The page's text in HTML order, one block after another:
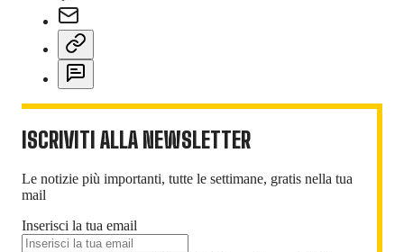
ISCRIVITI ALLA NEWSLETTER
Le notizie più importanti, tutte le settimane, gratis nella tua
mail
Inserisci la tua email